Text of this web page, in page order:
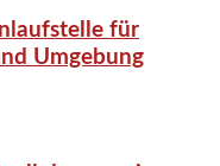
für
Umgebung